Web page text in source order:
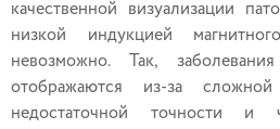
качественной визуализации
низкой индукцией
невозможно. Так,
отображаются из-за
недостаточной точности и